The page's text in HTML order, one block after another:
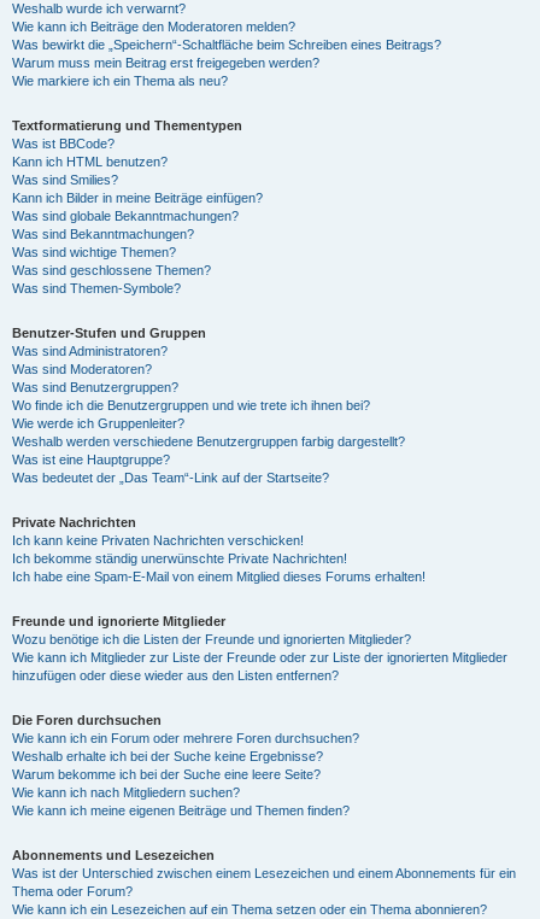
Weshalb wurde ich verwarnt?
Wie kann ich Beiträge den Moderatoren melden?
Was bewirkt die „Speichern“-Schaltfläche beim Schreiben eines Beitrags?
Warum muss mein Beitrag erst freigegeben werden?
Wie markiere ich ein Thema als neu?
Textformatierung und Thementypen
Was ist BBCode?
Kann ich HTML benutzen?
Was sind Smilies?
Kann ich Bilder in meine Beiträge einfügen?
Was sind globale Bekanntmachungen?
Was sind Bekanntmachungen?
Was sind wichtige Themen?
Was sind geschlossene Themen?
Was sind Themen-Symbole?
Benutzer-Stufen und Gruppen
Was sind Administratoren?
Was sind Moderatoren?
Was sind Benutzergruppen?
Wo finde ich die Benutzergruppen und wie trete ich ihnen bei?
Wie werde ich Gruppenleiter?
Weshalb werden verschiedene Benutzergruppen farbig dargestellt?
Was ist eine Hauptgruppe?
Was bedeutet der „Das Team“-Link auf der Startseite?
Private Nachrichten
Ich kann keine Privaten Nachrichten verschicken!
Ich bekomme ständig unerwünschte Private Nachrichten!
Ich habe eine Spam-E-Mail von einem Mitglied dieses Forums erhalten!
Freunde und ignorierte Mitglieder
Wozu benötige ich die Listen der Freunde und ignorierten Mitglieder?
Wie kann ich Mitglieder zur Liste der Freunde oder zur Liste der ignorierten Mitglieder
hinzufügen oder diese wieder aus den Listen entfernen?
Die Foren durchsuchen
Wie kann ich ein Forum oder mehrere Foren durchsuchen?
Weshalb erhalte ich bei der Suche keine Ergebnisse?
Warum bekomme ich bei der Suche eine leere Seite?
Wie kann ich nach Mitgliedern suchen?
Wie kann ich meine eigenen Beiträge und Themen finden?
Abonnements und Lesezeichen
Was ist der Unterschied zwischen einem Lesezeichen und einem Abonnements für ein
Thema oder Forum?
Wie kann ich ein Lesezeichen auf ein Thema setzen oder ein Thema abonnieren?